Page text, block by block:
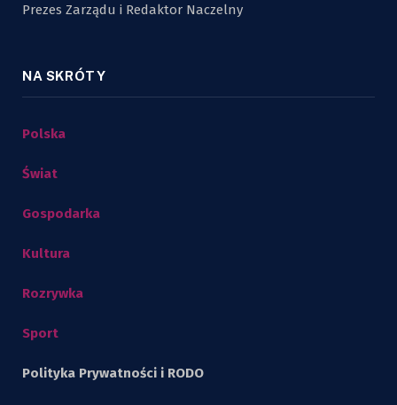
Prezes Zarządu i Redaktor Naczelny
NA SKRÓTY
Polska
Świat
Gospodarka
Kultura
Rozrywka
Sport
Polityka Prywatności i RODO